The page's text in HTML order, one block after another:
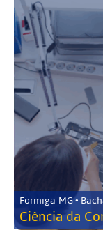
Formiga-MG •
Ciência da